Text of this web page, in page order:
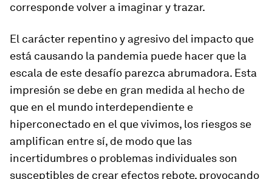
corresponde volver a imaginar y trazar.
El carácter repentino y agresivo del impacto que
está causando la pandemia puede hacer que la
escala de este desafío parezca abrumadora. Esta
impresión se debe en gran medida al hecho de
que en el mundo interdependiente e
hiperconectado en el que vivimos, los riesgos se
amplifican entre sí, de modo que las
incertidumbres o problemas individuales son
susceptibles de crear efectos rebote, provocando